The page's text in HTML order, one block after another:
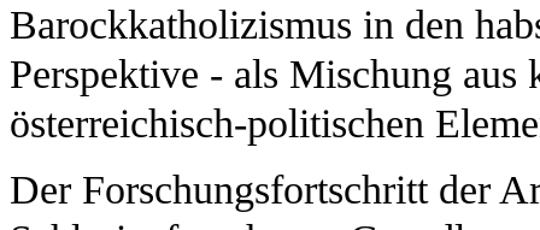
Barockkatholizismus in den
Perspektive - als Mischung aus
österreichisch-politischen
Der Forschungsfortschritt der